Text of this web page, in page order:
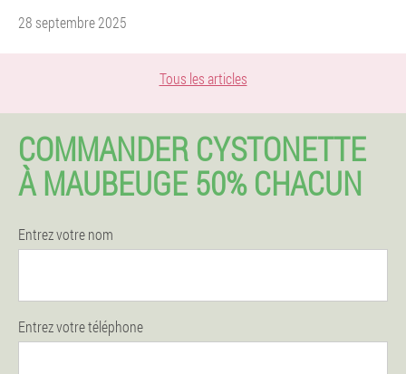
28 septembre 2025
Tous les articles
COMMANDER CYSTONETTE
À MAUBEUGE 50% CHACUN
Entrez votre nom
Entrez votre téléphone